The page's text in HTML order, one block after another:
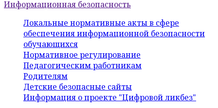
Информационная безопасность
Локальные нормативные акты в сфере
обеспечения информационной безопасности
обучающихся
Нормативное регулирование
Педагогическим работникам
Родителям
Детские безопасные сайты
Информация о проекте "Цифровой ликбез"